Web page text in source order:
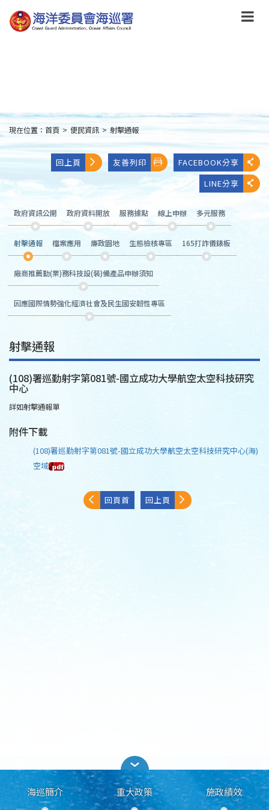
到
主
:::
現在位置： 首頁 > 便民資訊 > 射擊通報
回上頁 友善列印
FACEBOOK分享
LINE分享
政府資訊公開 政府資料開放 服務據點 線上申辦 多元服務
射擊通報 檔案應用 廉政園地 生態檢核專區 165打詐儀錶板
廠商推薦勤(業)務科技設(裝)備產品申辦須知
因應國際情勢強化經濟社會及民生國安韌性專區
射擊通報
(108)署巡勤射字第081號-國立成功大學航空太空科技研究
中心
詳如射擊通報單
附件下載
(108)署巡勤射字第081號-國立成功大學航空太空科技研究中心(海)
空域
回頁首 回上頁
海巡簡介 重大政策 施政績效